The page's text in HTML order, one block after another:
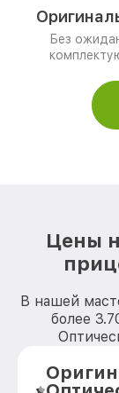
Без
Цены
В нашей
более